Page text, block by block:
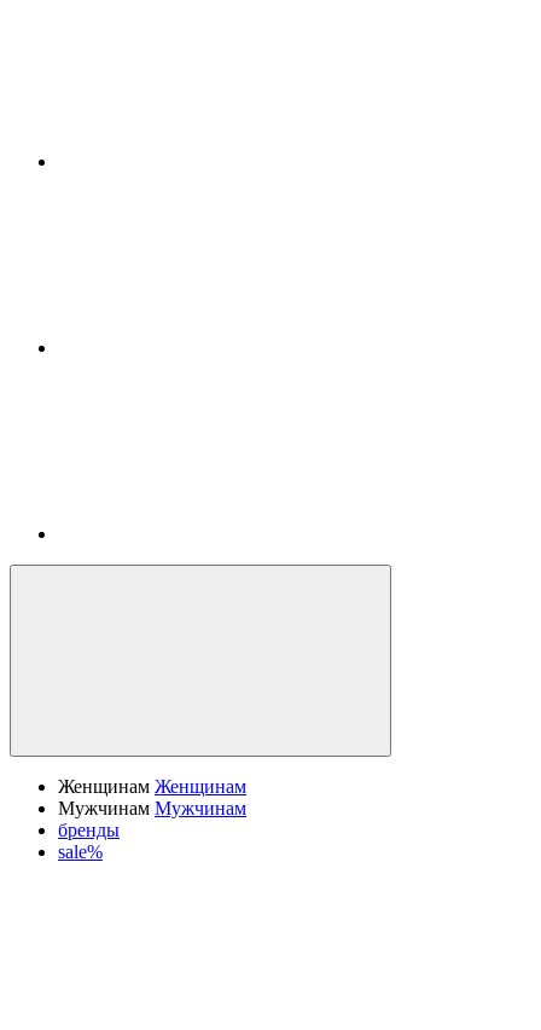
Женщинам Женщинам
Мужчинам Мужчинам
бренды
sale%